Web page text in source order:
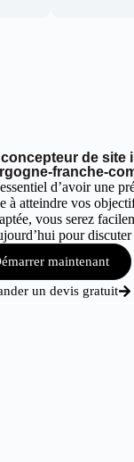
de site
franche-
d’avoir une
à atteindre vos
vous serez
pour
maintenant
un devis gratuit